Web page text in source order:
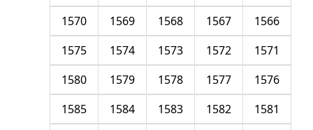
1566
1567
1568
1569
1570
1571
1572
1573
1574
1575
1576
1577
1578
1579
1580
1581
1582
1583
1584
1585